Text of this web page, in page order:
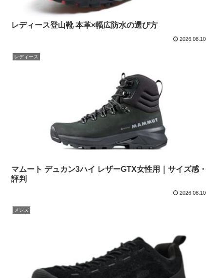
レディース登山靴 本革×幅広防水の選び方
2026.08.10
レディース
マムート デュカン3ハイ レザーGTX女性用｜サイズ感・
評判
2026.08.10
メンズ